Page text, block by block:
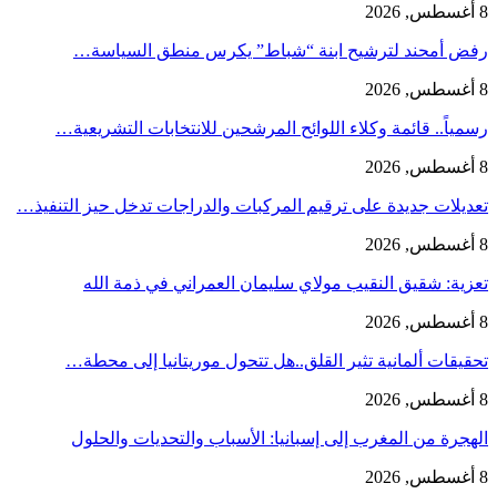
8 أغسطس, 2026
رفض أمحند لترشيح ابنة “شباط” يكرس منطق السياسة…
8 أغسطس, 2026
رسمياً.. قائمة وكلاء اللوائح المرشحين للانتخابات التشريعية…
8 أغسطس, 2026
تعديلات جديدة على ترقيم المركبات والدراجات تدخل حيز التنفيذ…
8 أغسطس, 2026
تعزية: شقيق النقيب مولاي سليمان العمراني في ذمة الله
8 أغسطس, 2026
تحقيقات ألمانية تثير القلق..هل تتحول موريتانيا إلى محطة…
8 أغسطس, 2026
الهجرة من المغرب إلى إسبانيا: الأسباب والتحديات والحلول
8 أغسطس, 2026